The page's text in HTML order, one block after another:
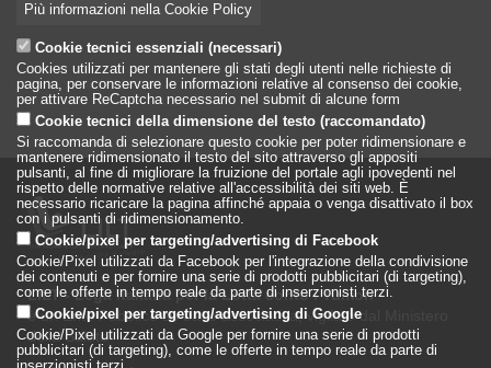
LILT - Lega Italiana per la Lotta conto i Tumori
è un Ente Pubblico su base associativa, vigilato dal Ministero
della Salute
Più informazioni nella Cookie Policy
Cookie tecnici essenziali (necessari)
Cookies utilizzati per mantenere gli stati degli utenti nelle richieste di
pagina, per conservare le informazioni relative al consenso dei cookie,
per attivare ReCaptcha necessario nel submit di alcune form
Cookie tecnici della dimensione del testo (raccomandato)
Si raccomanda di selezionare questo cookie per poter ridimensionare e
mantenere ridimensionato il testo del sito attraverso gli appositi
pulsanti, al fine di migliorare la fruizione del portale agli ipovedenti nel
rispetto delle normative relative all'accessibilità dei siti web. È
necessario ricaricare la pagina affinché appaia o venga disattivato il box
con i pulsanti di ridimensionamento.
Cookie/pixel per targeting/advertising di Facebook
Cookie/Pixel utilizzati da Facebook per l'integrazione della condivisione
dei contenuti e per fornire una serie di prodotti pubblicitari (di targeting),
come le offerte in tempo reale da parte di inserzionisti terzi.
Cookie/pixel per targeting/advertising di Google
Cookie/Pixel utilizzati da Google per fornire una serie di prodotti
pubblicitari (di targeting), come le offerte in tempo reale da parte di